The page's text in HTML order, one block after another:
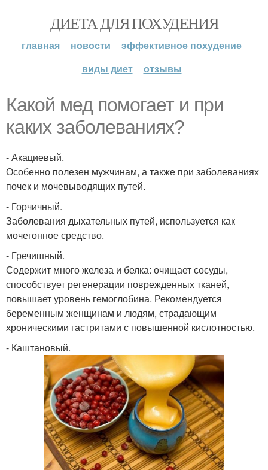
ДИЕТА ДЛЯ ПОХУДЕНИЯ
главная новости
эффективное похудение
виды диет
отзывы
Какой мед помогает и при
каких заболеваниях?
- Акациевый.
Особенно полезен мужчинам, а также при заболеваниях
почек и мочевыводящих путей.
- Горчичный.
Заболевания дыхательных путей, используется как
мочегонное средство.
- Гречишный.
Содержит много железа и белка: очищает сосуды,
способствует регенерации поврежденных тканей,
повышает уровень гемоглобина. Рекомендуется
беременным женщинам и людям, страдающим
хроническими гастритами с повышенной кислотностью.
- Каштановый.